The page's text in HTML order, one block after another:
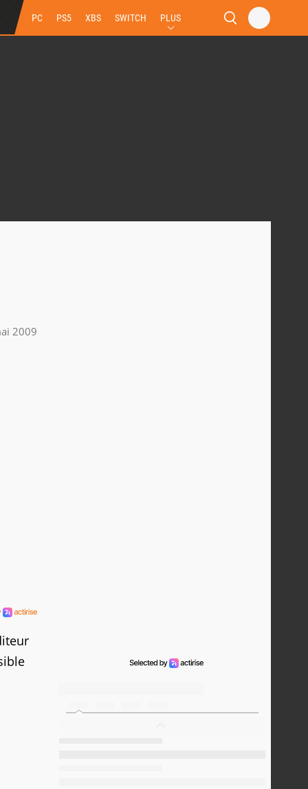
PC PS5 XBS SWITCH PLUS
2009